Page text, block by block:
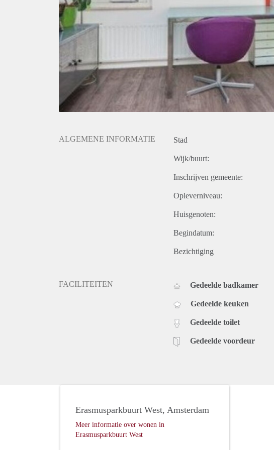
ALGEMENE INFORMATIE Stad
Wijk/buurt:
Inschrijven gemeente:
Opleverniveau:
Huisgenoten:
Begindatum:
Bezichtiging
FACILITEITEN Gedeelde badkamer
Gedeelde keuken
Gedeelde toilet
Gedeelde voordeur
Erasmusparkbuurt West, Amsterdam
Meer informatie over wonen in
Erasmusparkbuurt West